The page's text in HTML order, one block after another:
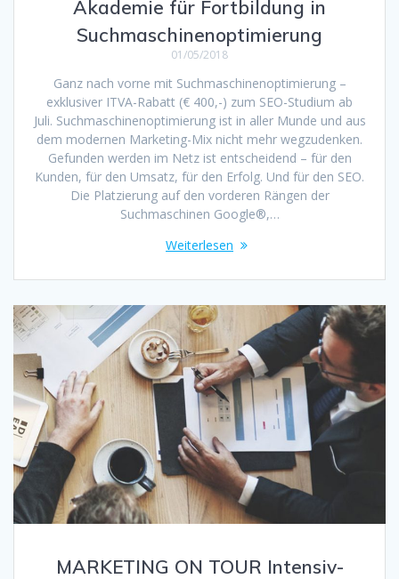
Akademie für Fortbildung in
Suchmaschinenoptimierung
01/05/2018
Ganz nach vorne mit Suchmaschinenoptimierung –
exklusiver ITVA-Rabatt (€ 400,-) zum SEO-Studium ab
Juli. Suchmaschinenoptimierung ist in aller Munde und aus
dem modernen Marketing-Mix nicht mehr wegzudenken.
Gefunden werden im Netz ist entscheidend – für den
Kunden, für den Umsatz, für den Erfolg. Und für den SEO.
Die Platzierung auf den vorderen Rängen der
Suchmaschinen Google®,…
Weiterlesen
MARKETING ON TOUR Intensiv-